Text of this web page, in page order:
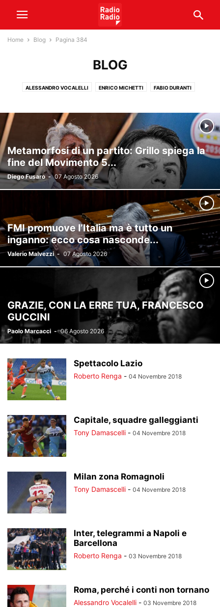
Home Blog Pagina 384
BLOG
ALESSANDRO VOCALELLI ENRICO MICHETTI FABIO DURANTI
ILARIO DI GIOVAMBATTISTA MALVEZZI QUOTIDIANI NANDO ORSI
PAOLO MARCACCI PUNTO & ACCAPO RADIOATTIVITÀ
ROBERTO PRUZZO STEFANO MOLINARI TONY DAMASCELLI
Metamorfosi di un partito: Grillo spiega la
fine del Movimento 5...
Diego Fusaro - 07 Agosto 2026
FMI promuove l’Italia ma è tutto un
inganno: ecco cosa nasconde...
Valerio Malvezzi - 07 Agosto 2026
GRAZIE, CON LA ERRE TUA, FRANCESCO
GUCCINI
Paolo Marcacci - 06 Agosto 2026
Spettacolo Lazio
Roberto Renga - 04 Novembre 2018
Capitale, squadre galleggianti
Tony Damascelli - 04 Novembre 2018
Milan zona Romagnoli
Tony Damascelli - 04 Novembre 2018
Inter, telegrammi a Napoli e
Barcellona
Roberto Renga - 03 Novembre 2018
Roma, perché i conti non tornano
Alessandro Vocalelli - 03 Novembre 2018